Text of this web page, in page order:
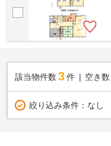
該当物件数 3件 空き数
絞り込み条件： なし